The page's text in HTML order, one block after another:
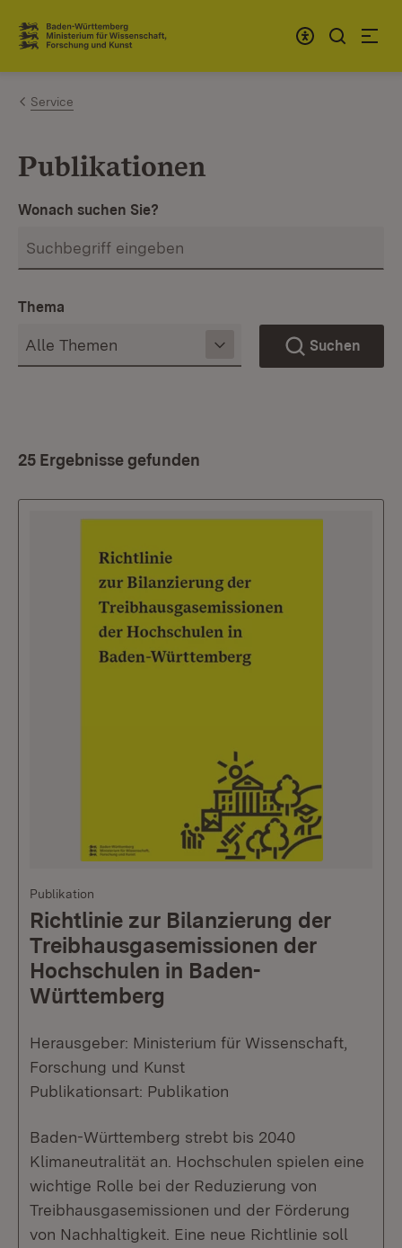
Zum Inhalt springen
Link zur Startseite
Service
Publikationen
Wonach suchen Sie?
Thema
Suchen
25 Ergebnisse gefunden
Publikation
Richtlinie zur Bilanzierung der
Treibhausgasemissionen der
Hochschulen in Baden-
Württemberg
Herausgeber: Ministerium für Wissenschaft,
Forschung und Kunst
Publikationsart: Publikation
Baden-Württemberg strebt bis 2040
Klimaneutralität an. Hochschulen spielen eine
wichtige Rolle bei der Reduzierung von
Treibhausgasemissionen und der Förderung
von Nachhaltigkeit. Eine neue Richtlinie soll